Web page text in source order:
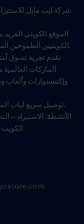
الموقع الكويتي
الكويتيين الطموحين الساعين إلى التميز في عالم التجارة الحديثة.
نقدم تجربة تسوق
الماركات
وإكسسوارات وألعاب
توصيل سريع لباب المنزل مع ضمان الجودة والخدمة المتميزة.
الأنشطة: الاستيراد –